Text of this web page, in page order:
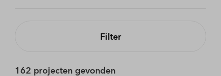
Filter
162 projecten gevonden